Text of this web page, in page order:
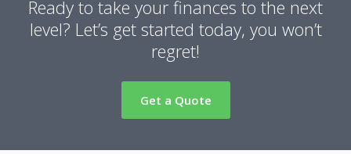
Ready to take your finances to the next
level? Let’s get started today, you won’t
regret!
Get a Quote